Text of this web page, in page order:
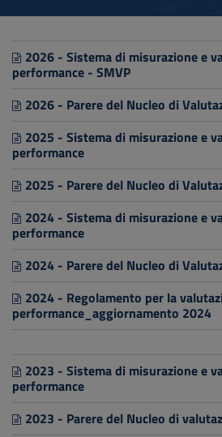
sito
al
Footer
2026 - Sistema di misurazione e
performance - SMVP
2026 - Parere del Nucleo di
2025 - Sistema di misurazione e
performance
2025 - Parere del Nucleo di
2024 - Sistema di misurazione e
performance
2024 - Parere del Nucleo di
2024 - Regolamento per la
performance_aggiornamento 2024
2023 - Sistema di misurazione e
performance
2023 - Parere del Nucleo di